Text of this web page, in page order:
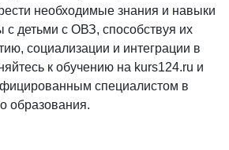
необходимые знания и навыки
детьми с ОВЗ, способствуя их
социализации и интеграции в
к обучению на kurs124.ru и
специалистом в
образования.